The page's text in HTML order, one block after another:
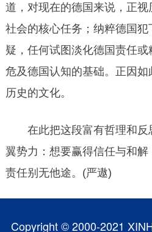
道，对现在的德国来说，正
社会的核心任务；纳粹德国
疑，任何试图淡化德国责任
危及德国认知的基础。正因
历史的文化。
在此把这段富有哲理和反
翼势力：想要赢得信任与和
责任别无他途。(严遨)
Copyright © 2000-2021